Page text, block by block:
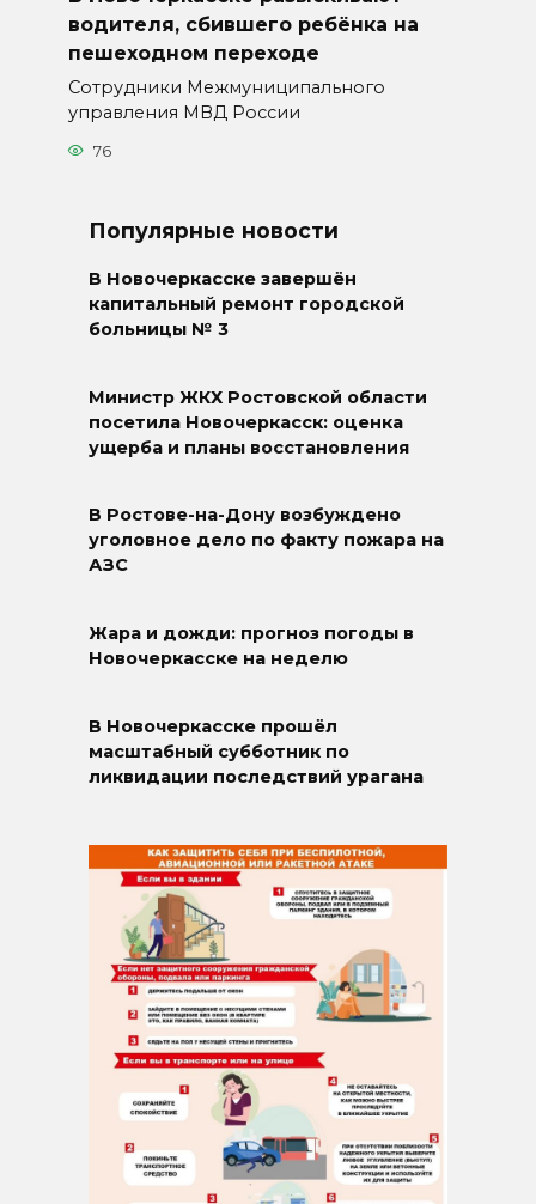
водителя, сбившего ребёнка на
пешеходном переходе
Сотрудники Межмуниципального
управления МВД России
76
Популярные новости
В Новочеркасске завершён
капитальный ремонт городской
больницы № 3
Министр ЖКХ Ростовской области
посетила Новочеркасск: оценка
ущерба и планы восстановления
В Ростове-на-Дону возбуждено
уголовное дело по факту пожара на
АЗС
Жара и дожди: прогноз погоды в
Новочеркасске на неделю
В Новочеркасске прошёл
масштабный субботник по
ликвидации последствий урагана